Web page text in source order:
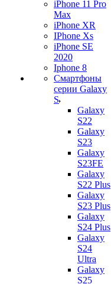
iPhone 11 Pro
Max
iPhone XR
IPhone Xs
iPhone SE
2020
Iphone 8
Смартфоны
серии Galaxy
S
Galaxy
S22
Galaxy
S23
Galaxy
S23FE
Galaxy
S22 Plus
Galaxy
S23 Plus
Galaxy
S24 Plus
Galaxy
S24
Ultra
Galaxy
S25